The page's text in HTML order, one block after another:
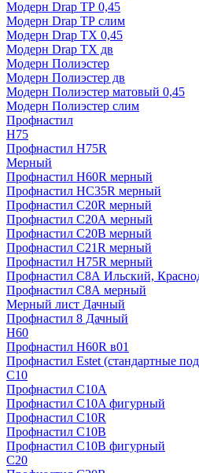
Модерн Drap ТР 0,45
Модерн Drap ТР слим
Модерн Drap ТХ 0,45
Модерн Drap ТХ дв
Модерн Полиэстер
Модерн Полиэстер дв
Модерн Полиэстер матовый 0,45
Модерн Полиэстер слим
Профнастил
H75
Профнастил H75R
Мерный
Профнастил H60R мерный
Профнастил HC35R мерный
Профнастил С20R мерный
Профнастил С20А мерный
Профнастил С20В мерный
Профнастил С21R мерный
Профнастил Н75R мерный
Профнастил С8А Ильский,
Профнастил С8А мерный
Мерный лист Дачный
Профнастил 8 Дачный
Н60
Профнастил H60R в01
Профнастил Estet (стандартные под
C10
Профнастил С10A
Профнастил С10A фигурный
Профнастил С10R
Профнастил С10В
Профнастил С10В фигурный
C20